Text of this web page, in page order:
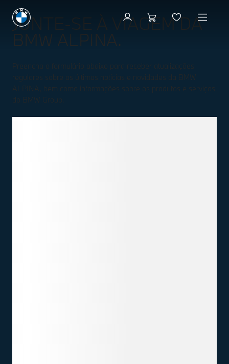
JUNTE-SE À VIAGEM DA
BMW ALPINA.
Preencha o formulário abaixo para receber atualizações
regulares sobre as últimas notícias e novidades da BMW
ALPINA, bem como informações sobre os produtos e serviços
do BMW Group.